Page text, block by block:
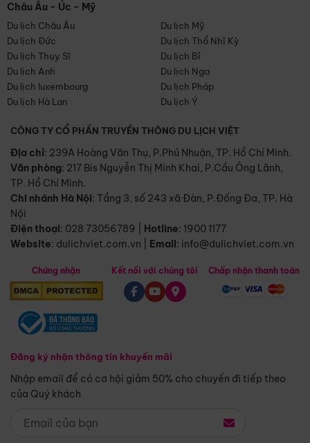
Châu Âu - Úc - Mỹ
Du lịch Châu Âu
Du lịch Mỹ
Du lịch Đức
Du lịch Thổ Nhĩ Kỳ
Du lịch Thụy Sĩ
Du lịch Bỉ
Du lịch Anh
Du lịch Nga
Du lịch luxembourg
Du lịch Pháp
Du lịch Hà Lan
Du lịch Ý
CÔNG TY CỔ PHẦN TRUYỀN THÔNG DU LỊCH VIỆT
Địa chỉ: 239A Hoàng Văn Thụ, P.Phú Nhuận, TP. Hồ Chí Minh.
Văn phòng: 217 Bis Nguyễn Thị Minh Khai, P.Cầu Ông Lãnh,
TP. Hồ Chí Minh.
Chi nhánh Hà Nội: Tầng 3, số 243 xã Đàn, P.Đống Đa, TP. Hà
Nội
Điện thoại: 028 73056789 Hotline: 1900 1177
Website: dulichviet.com.vn Email: info@dulichviet.com.vn
Chứng nhận
Đăng ký nhận thông tin khuyến mãi
Nhập email để có cơ hội giảm 50% cho chuyến đi tiếp theo
của Quý khách
Kết nối với chúng tôi Chấp nhận thanh toán